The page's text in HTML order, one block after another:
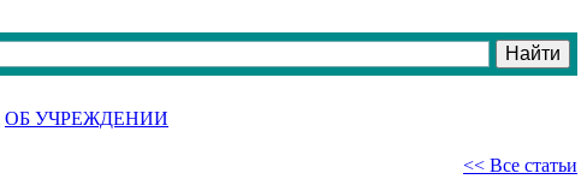
ОБ УЧРЕЖДЕНИИ
<< Все статьи